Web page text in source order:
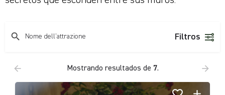
Filtros
Mostrando resultados de 7.